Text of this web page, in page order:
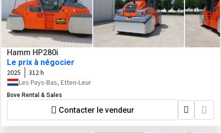
Hamm HP280i
Le prix à négocier
2025
312 h
Les Pays-Bas, Etten-Leur
Bove Rental & Sales
Contacter le vendeur